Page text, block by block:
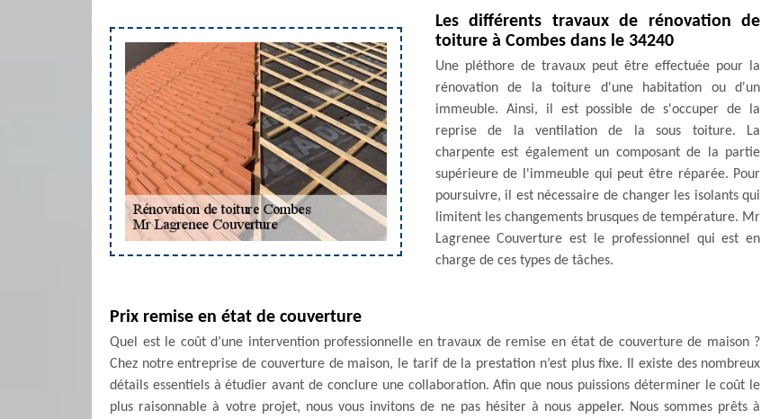
Les différents travaux de rénovation de
toiture à Combes dans le 34240
Une pléthore de travaux peut être effectuée pour la
rénovation de la toiture d'une habitation ou d'un
immeuble. Ainsi, il est possible de s'occuper de la
reprise de la ventilation de la sous toiture. La
charpente est également un composant de la partie
supérieure de l'immeuble qui peut être réparée. Pour
poursuivre, il est nécessaire de changer les isolants qui
limitent les changements brusques de température. Mr
Lagrenee Couverture est le professionnel qui est en
charge de ces types de tâches.
Prix remise en état de couverture
Quel est le coût d’une intervention professionnelle en travaux de remise en état de couverture de maison ?
Chez notre entreprise de couverture de maison, le tarif de la prestation n’est plus fixe. Il existe des nombreux
détails essentiels à étudier avant de conclure une collaboration. Afin que nous puissions déterminer le coût le
plus raisonnable à votre projet, nous vous invitons de ne pas hésiter à nous appeler. Nous sommes prêts à